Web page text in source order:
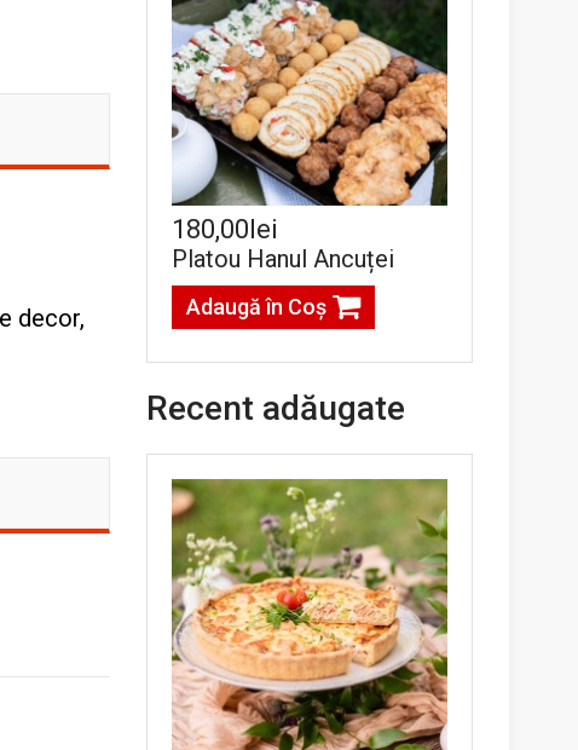
decor,
180,00lei
Platou Hanul Ancuței
Adaugă în Coş
Recent adăugate